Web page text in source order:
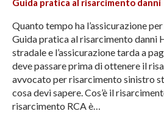
Guida pratica al risarcimento danni
Quanto tempo ha l’assicurazione
Guida pratica al risarcimento danni
stradale e l’assicurazione tarda a
deve passare prima di ottenere il
avvocato per risarcimento sinistro
cosa devi sapere. Cos’è il
risarcimento RCA è…